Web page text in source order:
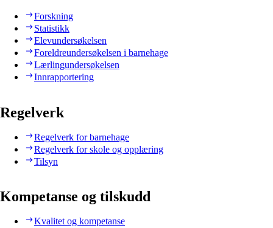
Forskning
Statistikk
Elevundersøkelsen
Foreldreundersøkelsen i barnehage
Lærlingundersøkelsen
Innrapportering
Regelverk
Regelverk for barnehage
Regelverk for skole og opplæring
Tilsyn
Kompetanse og tilskudd
Kvalitet og kompetanse